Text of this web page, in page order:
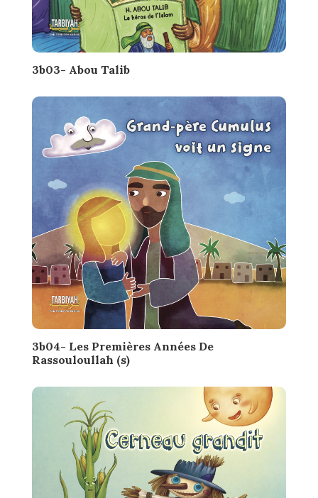
3b03- Abou Talib
3b04- Les Premières Années De
Rassouloullah (s)